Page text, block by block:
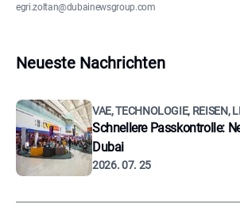
egri.zoltan@dubainewsgroup.com
Neueste Nachrichten
VAE, TECHNOLOGIE, REISEN,
Schnellere Passkontrolle:
Dubai
2026. 07. 25